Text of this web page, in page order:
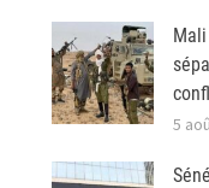
5